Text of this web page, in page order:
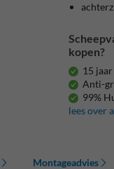
kopen?
15
Anti-
99%
lees over
Montageadvies